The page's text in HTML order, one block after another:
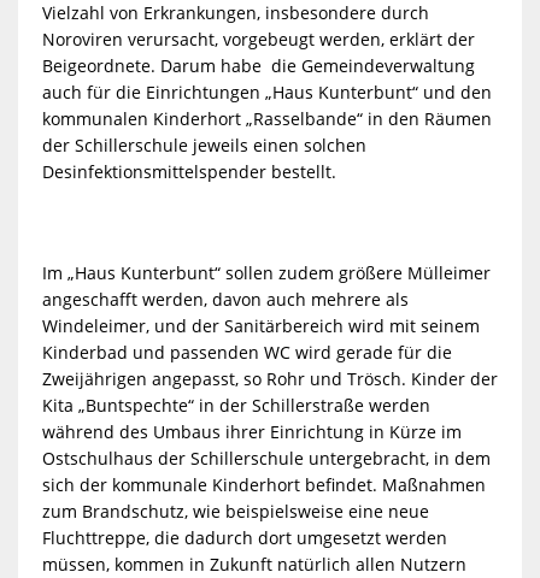
Vielzahl von Erkrankungen, insbesondere durch
Noroviren verursacht, vorgebeugt werden, erklärt der
Beigeordnete. Darum habe die Gemeindeverwaltung
auch für die Einrichtungen „Haus Kunterbunt“ und den
kommunalen Kinderhort „Rasselbande“ in den Räumen
der Schillerschule jeweils einen solchen
Desinfektionsmittelspender bestellt.
Im „Haus Kunterbunt“ sollen zudem größere Mülleimer
angeschafft werden, davon auch mehrere als
Windeleimer, und der Sanitärbereich wird mit seinem
Kinderbad und passenden WC wird gerade für die
Zweijährigen angepasst, so Rohr und Trösch. Kinder der
Kita „Buntspechte“ in der Schillerstraße werden
während des Umbaus ihrer Einrichtung in Kürze im
Ostschulhaus der Schillerschule untergebracht, in dem
sich der kommunale Kinderhort befindet. Maßnahmen
zum Brandschutz, wie beispielsweise eine neue
Fluchttreppe, die dadurch dort umgesetzt werden
müssen, kommen in Zukunft natürlich allen Nutzern